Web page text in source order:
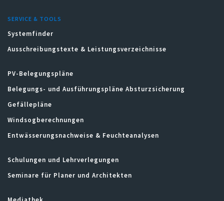
SERVICE & TOOLS
Systemfinder
Ausschreibungstexte & Leistungsverzeichnisse
PV-Belegungspläne
Belegungs- und Ausführungspläne Absturzsicherung
Gefällepläne
Windsogberechnungen
Entwässerungsnachweise & Feuchteanalysen
Schulungen und Lehrverlegungen
Seminare für Planer und Architekten